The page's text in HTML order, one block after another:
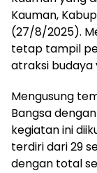
Kauman,
(27/8/2025).
tetap tampil
atraksi budaya
Mengusung
Bangsa
kegiatan ini
terdiri dari 29
dengan total